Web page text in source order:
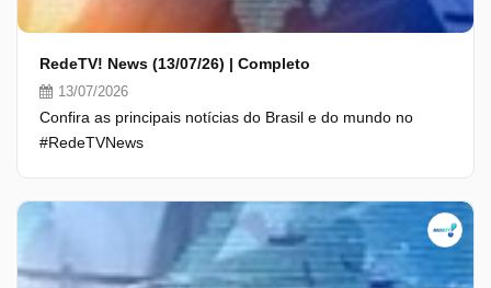
RedeTV! News (13/07/26) | Completo
13/07/2026
Confira as principais notícias do Brasil e do mundo no
#RedeTVNews